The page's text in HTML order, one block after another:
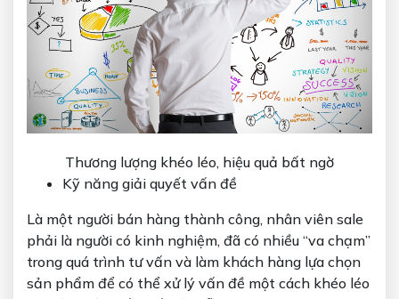
Thương lượng khéo léo, hiệu quả bất ngờ
Kỹ năng giải quyết vấn đề
Là một người bán hàng thành công, nhân viên sale
phải là người có kinh nghiệm, đã có nhiều “va chạm”
trong quá trình tư vấn và làm khách hàng lựa chọn
sản phẩm để có thể xử lý vấn đề một cách khéo léo